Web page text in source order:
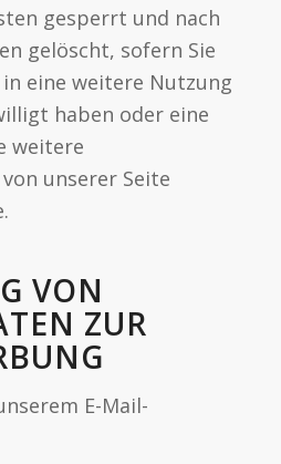
gesperrt und nach
gelöscht, sofern Sie
eine weitere Nutzung
haben oder eine
weitere
unserer Seite
VON
ZUR
E-Mail-